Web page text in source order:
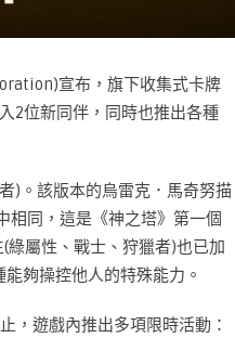
宣布，旗下收集式卡牌
2位新同伴，同時也推出各種
)。該版本的烏雷克．馬奇努描
相同，這是《神之塔》第一個
綠屬性、戰士、狩獵者)也已加
夠操控他人的特殊能力。
，遊戲內推出多項限時活動：